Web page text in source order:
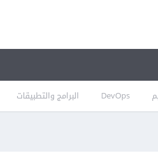
DevOps البرامج والتطبيقات